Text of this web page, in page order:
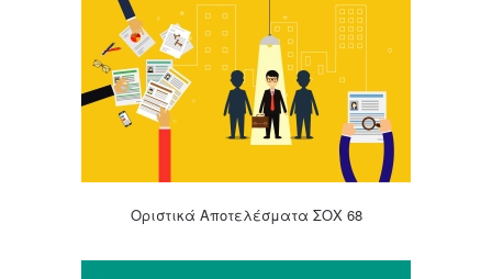
Οριστικά Αποτελέσματα ΣΟΧ 68